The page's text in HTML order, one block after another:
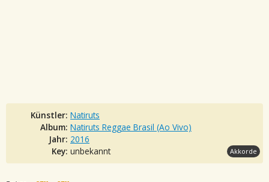
Künstler: Natiruts
Album: Natiruts Reggae Brasil (Ao Vivo)
Jahr: 2016
Key: unbekannt Akkorde